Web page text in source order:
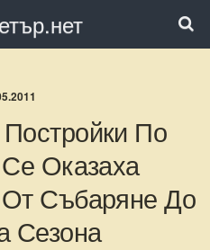
По
Оказаха
От Събаряне До
Сезона